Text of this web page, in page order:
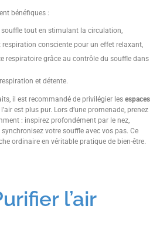
bénéfiques :
souffle tout en stimulant la circulation,
consciente pour un effet relaxant,
respiratoire grâce au contrôle du souffle dans
et détente.
il est recommandé de privilégier les espaces
est plus pur. Lors d’une promenade, prenez
: inspirez profondément par le nez,
votre souffle avec vos pas. Ce
ordinaire en véritable pratique de bien-être.
l’air